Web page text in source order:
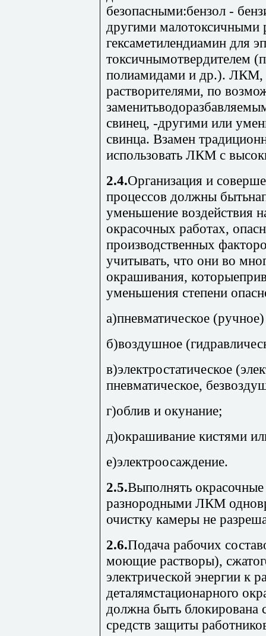
безопасными:бензол -
другими малотоксичными
гексаметилендиамин для
токсичнымотвердителем
полиамидами и др.). ЛКМ,
растворителями, по
свинец, -другими или
свинца. Взамен
использовать ЛКМ с
2.4.Организация и
процессов должны
уменьшение воздействия
окрасочных работах,
производственных
учитывать, что они во
окрашивания,
уменьшения степени
а)пневматическое
б)воздушное
в)электростатическое
пневматическое,
г)облив и окунание;
д)окрашивание кистями
е)электроосаждение.
2.5.Выполнять
разнородными ЛКМ
очистку камеры не
2.6.Подача рабочих
моющие растворы),
электрической энергии к
деталямстационарного
должна быть
средств защиты